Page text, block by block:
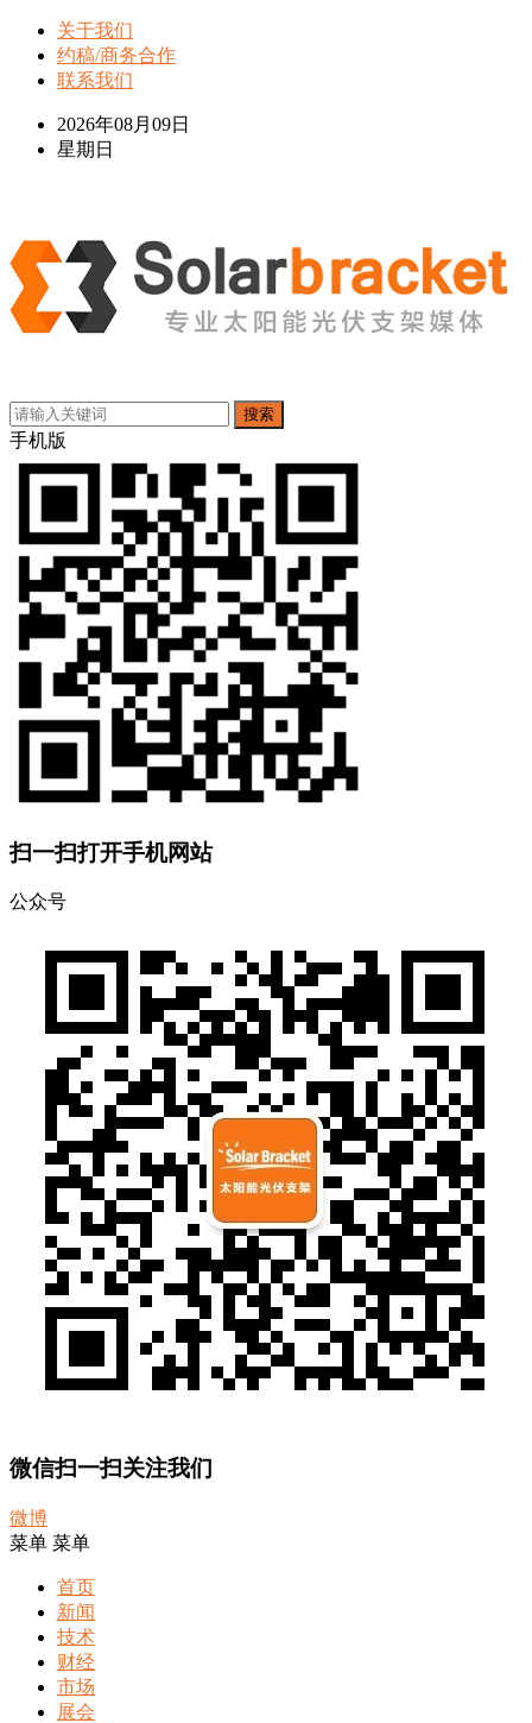
关于我们
约稿/商务合作
联系我们
2026年08月09日
星期日
搜索
手机版
扫一扫打开手机网站
公众号
微信扫一扫关注我们
微博
菜单 菜单
首页
新闻
技术
财经
市场
展会